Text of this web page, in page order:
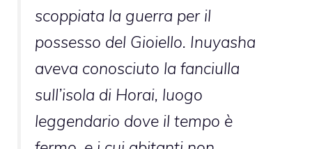
scoppiata la guerra per il
possesso del Gioiello. Inuyasha
aveva conosciuto la fanciulla
sull’isola di Horai, luogo
leggendario dove il tempo è